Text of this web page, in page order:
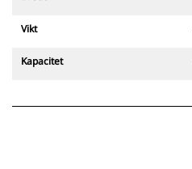
Vikt
Kapacitet